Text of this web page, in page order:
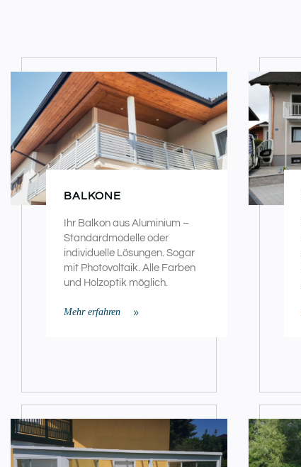
BALKONE
Ihr Balkon aus Aluminium –
Standardmodelle oder
individuelle Lösungen. Sogar
mit Photovoltaik. Alle Farben
und Holzoptik möglich.
Mehr erfahren